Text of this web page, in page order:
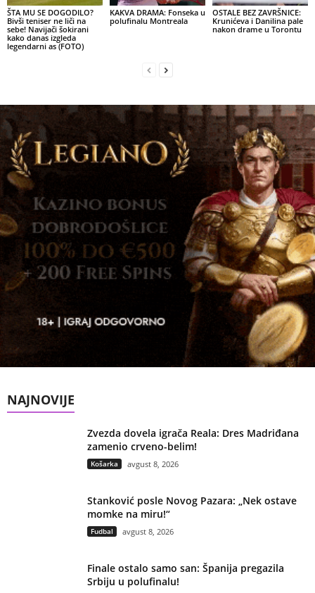
ŠTA MU SE DOGODILO?
Bivši teniser ne liči na
sebe! Navijači šokirani
kako danas izgleda
legendarni as (FOTO)
KAKVA DRAMA: Fonseka u
polufinalu Montreala
OSTALE BEZ ZAVRŠNICE:
Krunićeva i Danilina pale
nakon drame u Torontu
NAJNOVIJE
Zvezda dovela igrača Reala: Dres Madriđana
zamenio crveno-belim!
Košarka avgust 8, 2026
Stanković posle Novog Pazara: „Nek ostave
momke na miru!“
Fudbal avgust 8, 2026
Finale ostalo samo san: Španija pregazila
Srbiju u polufinalu!